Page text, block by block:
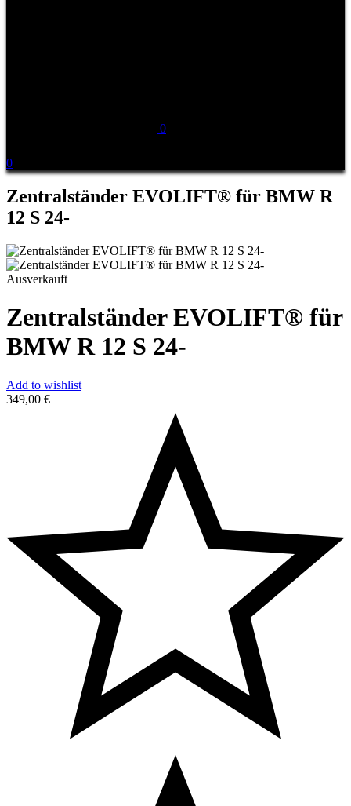
0
0
Zentralständer EVOLIFT® für BMW R
12 S 24-
Ausverkauft
Zentralständer EVOLIFT® für
BMW R 12 S 24-
Add to wishlist
349,00 €